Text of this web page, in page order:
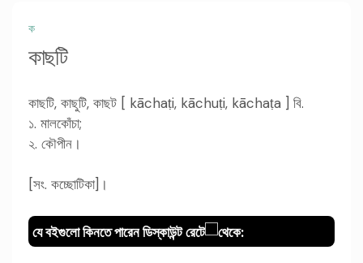
ক
কাছটি
কাছটি, কাছুটি, কাছট [ kāchaṭi, kāchuṭi, kāchaṭa ] বি.
১. মালকোঁচা;
২. কৌপীন।
[সং. কচ্ছোটিকা]।
যে বইগুলো কিনতে পারেন ডিস্কাউন্ট রেটে থেকে: